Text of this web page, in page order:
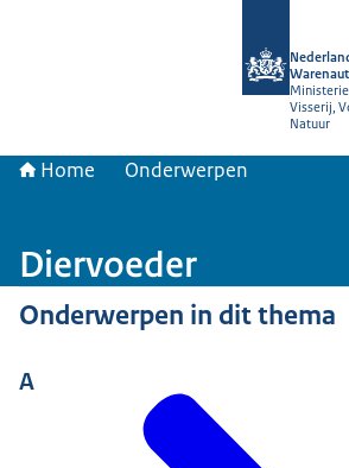
Visserij,
Natuur
Home Onderwerpen
Diervoeder
Onderwerpen in dit thema
A